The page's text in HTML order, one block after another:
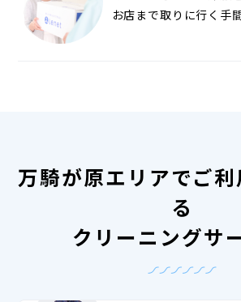
お店まで取りに行く手
万騎が原エリアでご
る
クリーニングサ